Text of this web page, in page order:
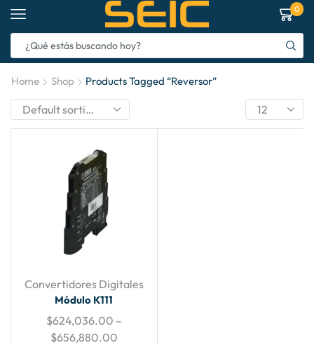
0
Home Shop Products Tagged “reversor”
Convertidores Digitales
Módulo K111
$624,036.00 –
$656,880.00